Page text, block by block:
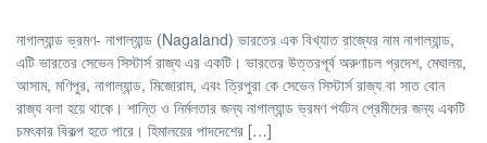
নাগাল্যান্ড ভ্রমণ- নাগাল্যান্ড (Nagaland) ভারতের এক বিখ্যাত রাজ্যের নাম নাগাল্যান্ড,
এটি ভারতের সেভেন সিস্টার্স রাজ্য এর একটি। ভারতের উত্তরপূর্ব অরুণাচল প্রদেশ, মেঘালয়,
আসাম, মণিপুর, নাগাল্যান্ড, মিজোরাম, এবং ত্রিপুরা কে সেভেন সিস্টার্স রাজ্য বা সাত বোন
রাজ্য বলা হয়ে থাকে। শান্তি ও নির্মলতার জন্য নাগাল্যান্ড ভ্রমণ পর্যটন প্রেমীদের জন্য একটি
চমৎকার বিকল্প হতে পারে। হিমালয়ের পাদদেশের […]